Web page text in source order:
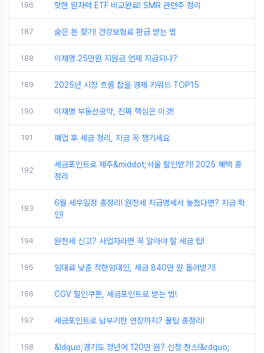
186 핫한 원자력 ETF 비교완료! SMR 관련주 정리
187 숨은 돈 찾기! 건강보험료 환급 받는 법
188 이재명 25만원 지원금 언제 지급되나?
189 2025년 시장 흐름 잡을 경제 키워드 TOP15
190 이재명 부동산공약, 진짜 핵심은 이것!
191 폐업 후 세금 정리, 지금 꼭 챙기세요
192
세금포인트로 제주&middot;서울 할인받기! 2025 혜택 총
정리
193
6월 세무일정 총정리! 원천세 지급명세서 놓쳤다면? 지금 확
인!
194 원천세 신고? 사업자라면 꼭 알아야 할 세금 팁!
195 임대료 낮춘 착한임대인, 세금 840만 원 돌려받기!
196 CGV 할인쿠폰, 세금포인트로 받는 법!
197 세금포인트로 납부기한 연장까지? 꿀팁 총정리!
198 &ldquo;경기도 청년에 120만 원? 신청 찬스!&rdquo;